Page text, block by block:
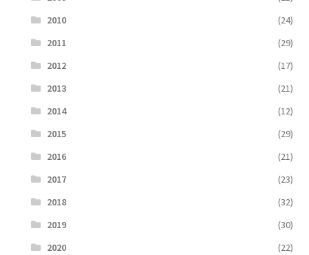
2010
(24)
2011
(29)
2012
(17)
2013
(21)
2014
(12)
2015
(29)
2016
(21)
2017
(23)
2018
(32)
2019
(30)
2020
(22)